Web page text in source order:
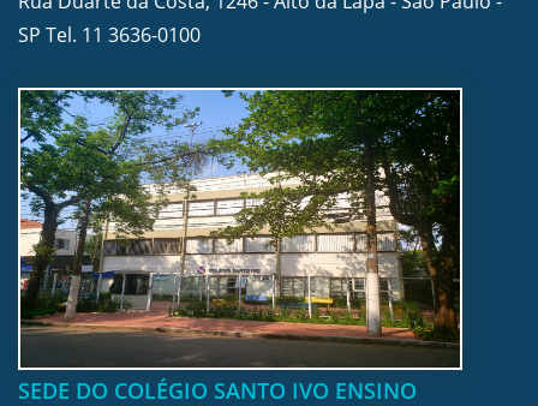
SP Tel. 11 3636-0100
SEDE DO COLÉGIO SANTO IVO ENSINO